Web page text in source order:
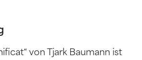
von Tjark Baumann ist